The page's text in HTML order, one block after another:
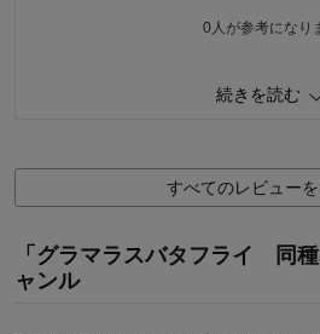
0 人が参考になり
購入商品： ホット
使用感：
続きを読む
すべてのレビュー
「グラマラスバタフライ 同
ャンル